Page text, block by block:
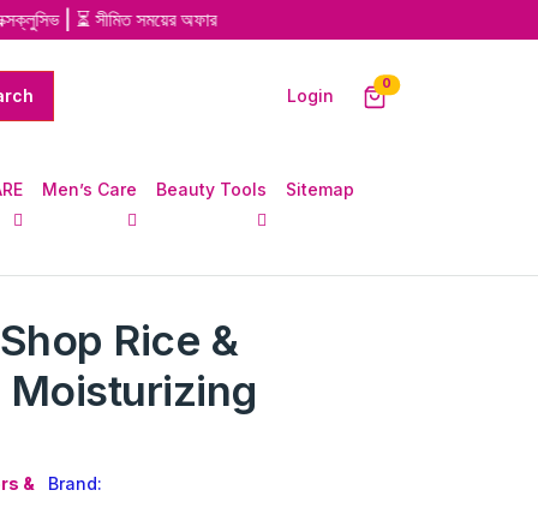
| ⏳ সীমিত সময়ের অফার
Login
0unread messages
Men’s Care Beauty Tools Sitemap
Rice &
Moisturizing
& Brand: